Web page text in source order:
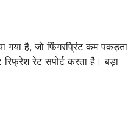
है, जो फिंगरप्रिंट कम पकड़ता
रेट सपोर्ट करता है। बड़ा